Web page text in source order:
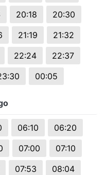
20:18
20:30
21:19
21:32
22:24
22:37
00:05
06:10
06:20
07:00
07:10
07:53
08:04